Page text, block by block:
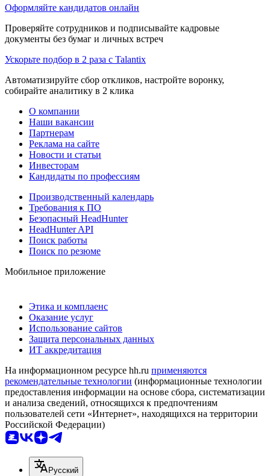
Оформляйте кандидатов онлайн
Проверяйте сотрудников и подписывайте кадровые
документы без бумаг и личных встреч
Ускорьте подбор в 2 раза с Talantix
Автоматизируйте сбор откликов, настройте воронку,
собирайте аналитику в 2 клика
О компании
Наши вакансии
Партнерам
Реклама на сайте
Новости и статьи
Инвесторам
Кандидаты по профессиям
Производственный календарь
Требования к ПО
Безопасный HeadHunter
HeadHunter API
Поиск работы
Поиск по резюме
Мобильное приложение
Этика и комплаенс
Оказание услуг
Использование сайтов
Защита персональных данных
ИТ аккредитация
На информационном ресурсе hh.ru применяются
рекомендательные технологии (информационные технологии
предоставления информации на основе сбора, систематизации
и анализа сведений, относящихся к предпочтениям
пользователей сети «Интернет», находящихся на территории
Российской Федерации)
Русский